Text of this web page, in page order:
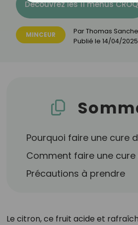
Découvrez les 11 menus CROQ
MINCEUR ParThomas
Publié le 14/04/2025
Pourquoi faire une cure
Comment faire une
Précautions à prendre
Le citron, ce fruit acide et